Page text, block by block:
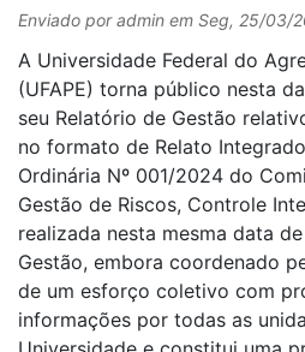
Enviado poradmin em Seg, 25/03/
A Universidade Federal do
(UFAPE) torna público nesta
seu Relatório de Gestão
no formato de Relato
Ordinária Nº 001/2024 do
Gestão de Riscos, Controle
realizada nesta mesma data
Gestão, embora coordenado
de um esforço coletivo com
informações por todas as